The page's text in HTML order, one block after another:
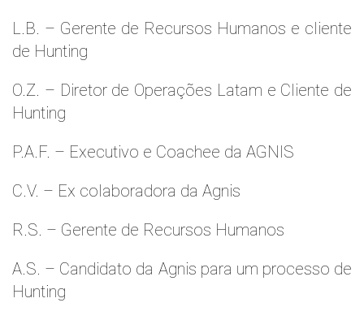
L.B. – Gerente de Recursos Humanos e cliente
de Hunting
O.Z. – Diretor de Operações Latam e Cliente de
Hunting
P.A.F. – Executivo e Coachee da AGNIS
C.V. – Ex colaboradora da Agnis
R.S. – Gerente de Recursos Humanos
A.S. – Candidato da Agnis para um processo de
Hunting